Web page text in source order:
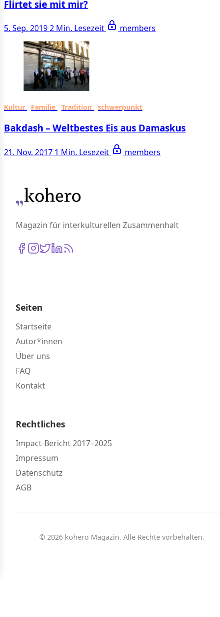
Flirtet sie mit mir?
5. Sep. 20192 Min. Lesezeit members
Kultur Familie Tradition schwerpunkt
Bakdash – Weltbestes Eis aus Damaskus
21. Nov. 2017 1 Min. Lesezeit members
Magazin für interkulturellen Zusammenhalt
Seiten
Startseite
Autor*innen
Über uns
FAQ
Kontakt
Rechtliches
Impact-Bericht 2017–2025
Impressum
Datenschutz
AGB
© 2026 kohero Magazin. Alle Rechte vorbehalten.